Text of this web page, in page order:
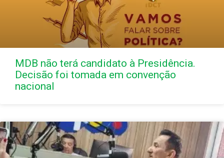
MDB não terá candidato à Presidência.
Decisão foi tomada em convenção
nacional